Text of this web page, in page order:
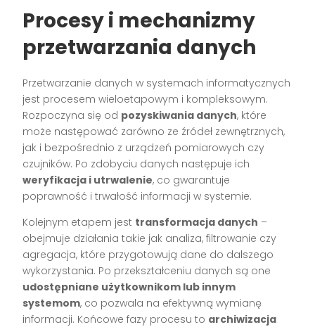
Procesy i mechanizmy
przetwarzania danych
Przetwarzanie danych w systemach informatycznych
jest procesem wieloetapowym i kompleksowym.
Rozpoczyna się od pozyskiwania danych, które
może następować zarówno ze źródeł zewnętrznych,
jak i bezpośrednio z urządzeń pomiarowych czy
czujników. Po zdobyciu danych następuje ich
weryfikacja i utrwalenie, co gwarantuje
poprawność i trwałość informacji w systemie.
Kolejnym etapem jest transformacja danych –
obejmuje działania takie jak analiza, filtrowanie czy
agregacja, które przygotowują dane do dalszego
wykorzystania. Po przekształceniu danych są one
udostępniane użytkownikom lub innym
systemom, co pozwala na efektywną wymianę
informacji. Końcowe fazy procesu to archiwizacja